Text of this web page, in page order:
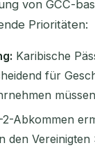
von GCC-
Prioritäten:
Karibische
für
2-Abkommen
Vereinigten